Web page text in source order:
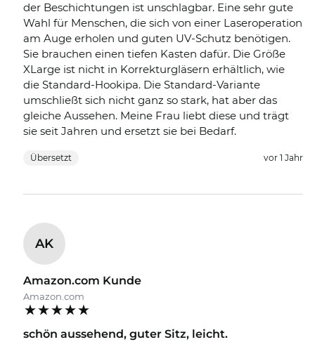
der Beschichtungen ist unschlagbar. Eine sehr gute
Wahl für Menschen, die sich von einer Laseroperation
am Auge erholen und guten UV-Schutz benötigen.
Sie brauchen einen tiefen Kasten dafür. Die Größe
XLarge ist nicht in Korrekturgläsern erhältlich, wie
die Standard-Hookipa. Die Standard-Variante
umschließt sich nicht ganz so stark, hat aber das
gleiche Aussehen. Meine Frau liebt diese und trägt
sie seit Jahren und ersetzt sie bei Bedarf.
Übersetzt vor 1 Jahr
AK
Amazon.com Kunde
Amazon.com
schön aussehend, guter Sitz, leicht.